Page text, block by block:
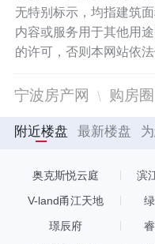
无特别标示，均指建筑
内容或服务用于其他用
的许可，否则本网站依法
宁波房产网 购房圈
附近楼盘 最新楼盘
奥克斯悦云庭 滨
V-land甬江天地
璟辰府